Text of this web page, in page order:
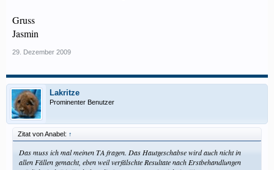
Gruss
Jasmin
29. Dezember 2009
Lakritze
Prominenter Benutzer
Zitat von Anabel: ↑
Das muss ich mal meinen TA fragen. Das Hautgeschabse wird auch nicht in
allen Fällen gemacht, eben weil verfälschte Resultate nach Erstbehandlungen